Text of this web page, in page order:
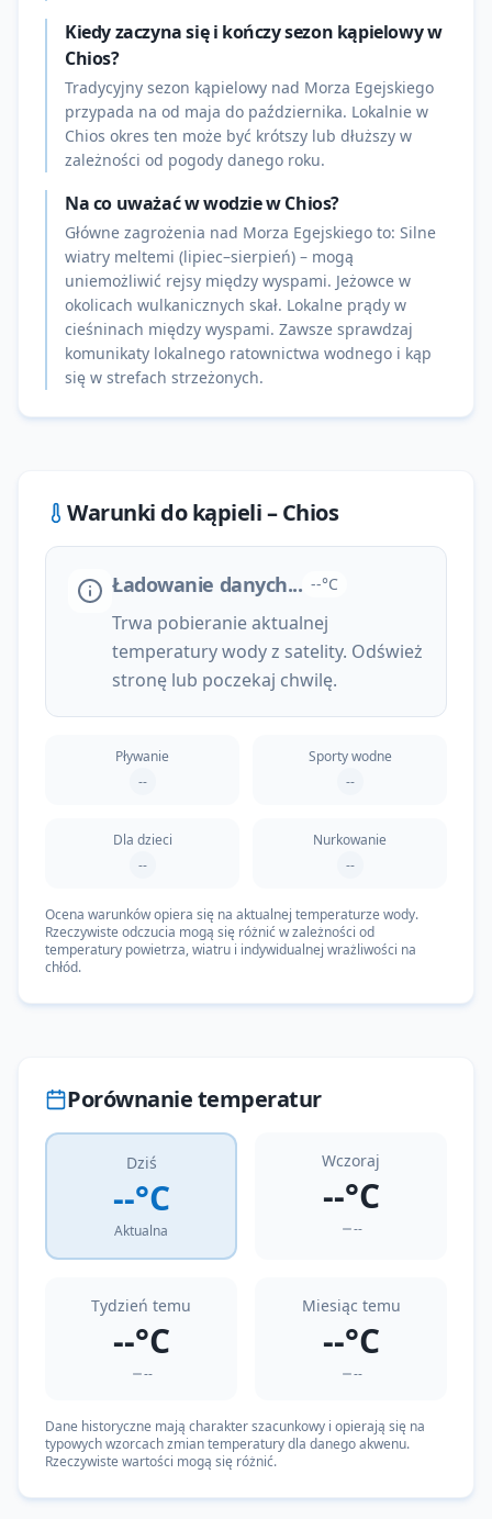
Kiedy zaczyna się i kończy sezon kąpielowy w
Chios?
Tradycyjny sezon kąpielowy nad Morza Egejskiego
przypada na od maja do października. Lokalnie w
Chios okres ten może być krótszy lub dłuższy w
zależności od pogody danego roku.
Na co uważać w wodzie w Chios?
Główne zagrożenia nad Morza Egejskiego to: Silne
wiatry meltemi (lipiec–sierpień) – mogą
uniemożliwić rejsy między wyspami. Jeżowce w
okolicach wulkanicznych skał. Lokalne prądy w
cieśninach między wyspami. Zawsze sprawdzaj
komunikaty lokalnego ratownictwa wodnego i kąp
się w strefach strzeżonych.
Warunki do kąpieli –Chios
Ładowanie danych... --°C
Trwa pobieranie aktualnej
temperatury wody z satelity. Odśwież
stronę lub poczekaj chwilę.
Pływanie
--
Sporty wodne
--
Dla dzieci
--
Nurkowanie
--
Ocena warunków opiera się na aktualnej temperaturze wody.
Rzeczywiste odczucia mogą się różnić w zależności od
temperatury powietrza, wiatru i indywidualnej wrażliwości na
chłód.
Porównanie temperatur
Dziś
--°C
Aktualna
Wczoraj
--°C
--
Tydzień temu
--°C
--
Miesiąc temu
--°C
--
Dane historyczne mają charakter szacunkowy i opierają się na
typowych wzorcach zmian temperatury dla danego akwenu.
Rzeczywiste wartości mogą się różnić.